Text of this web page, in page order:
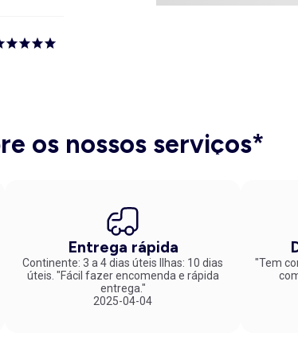
os nossos serviços*
Entrega rápida
Continente: 3 a 4 dias úteis Ilhas: 10 dias
úteis. "Fácil fazer encomenda e rápida
entrega."
2025-04-04
"Tem